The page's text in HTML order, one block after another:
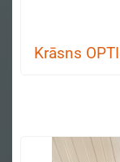
Krāsns